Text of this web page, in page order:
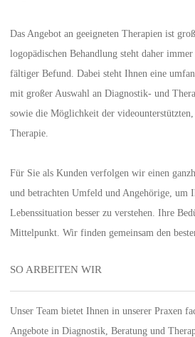
Das Angebot an geeigneten Therapien ist
logopädischen Be­hand­lung steht daher
fältiger Befund. Dabei steht Ihnen eine
mit großer Auswahl an Diag­nostik- und
sowie die Mög­lich­keit der video­unter­stützten,
Therapie.
Für Sie als Kunden verfolgen wir einen
und betrachten Umfeld und Angehörige, um
Lebenssituation besser zu verstehen. Ihre
Mittelpunkt. Wir finden gemeinsam den
SO ARBEITEN WIR
Unser Team bietet Ihnen in unserer Praxen
Angebote in Diagnostik, Beratung und